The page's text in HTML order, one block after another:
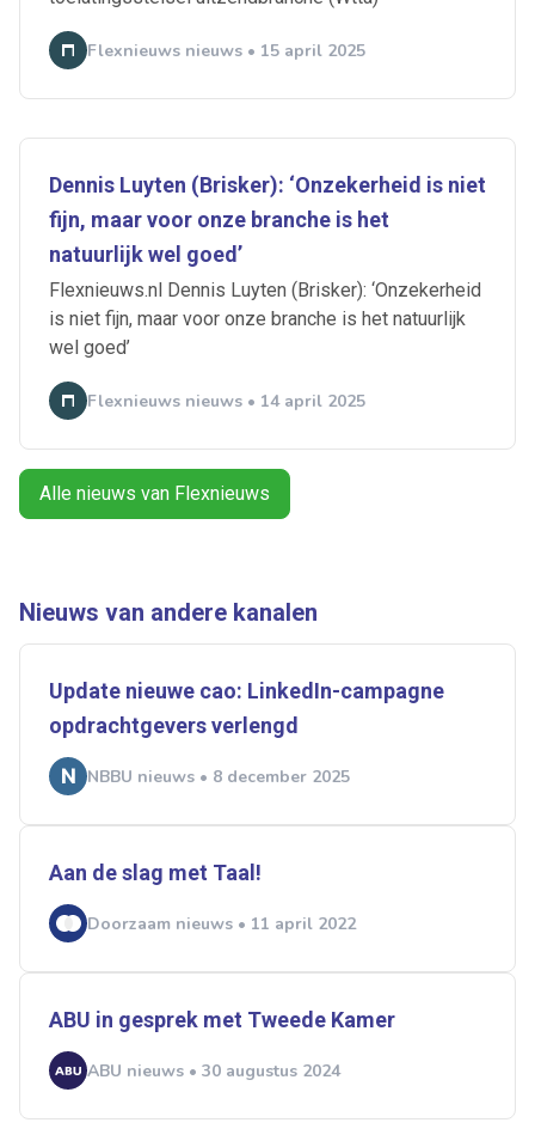
Flexnieuws nieuws • 15 april 2025
Dennis Luyten (Brisker): ‘Onzekerheid is niet
fijn, maar voor onze branche is het
natuurlijk wel goed’
Flexnieuws.nl Dennis Luyten (Brisker): ‘Onzekerheid
is niet fijn, maar voor onze branche is het natuurlijk
wel goed’
Flexnieuws nieuws • 14 april 2025
Alle nieuws van Flexnieuws
Nieuws van andere kanalen
Update nieuwe cao: LinkedIn-campagne
opdrachtgevers verlengd
NBBU nieuws • 8 december 2025
Aan de slag met Taal!
Doorzaam nieuws • 11 april 2022
ABU in gesprek met Tweede Kamer
ABU nieuws • 30 augustus 2024
Ontvang vacatures direct in
je mailbox
Alerts ontvangen
Alles Ingezonden ABU
Doorzaam
Flexmarkt Flexnieuws